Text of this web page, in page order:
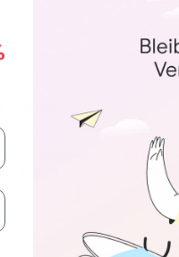
ist dein Android entsperrt.